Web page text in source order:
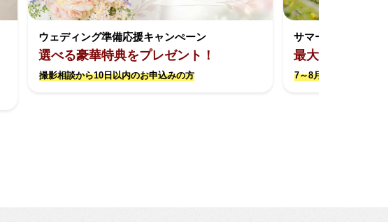
ウェディング準備応援キャンぺーン
選べる豪華特典をプレゼント！
撮影相談から10日以内のお申込みの方
サマーキャンペーン
最大約17万円お
7～8月撮影限定